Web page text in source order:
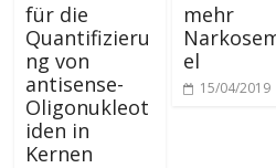
für die
Quantifizieru
ng von
antisense-
Oligonukleot
iden in
Kernen
mehr
el
15/04/2019